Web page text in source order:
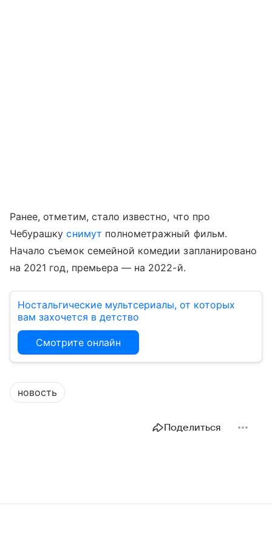
Ранее, отметим, стало известно, что про
Чебурашкуснимут полнометражный фильм.
Начало съемок семейной комедии запланировано
на 2021 год, премьера — на 2022-й.
Ностальгические мультсериалы, от которых
вам захочется в детство
Смотрите онлайн
новость
Поделиться